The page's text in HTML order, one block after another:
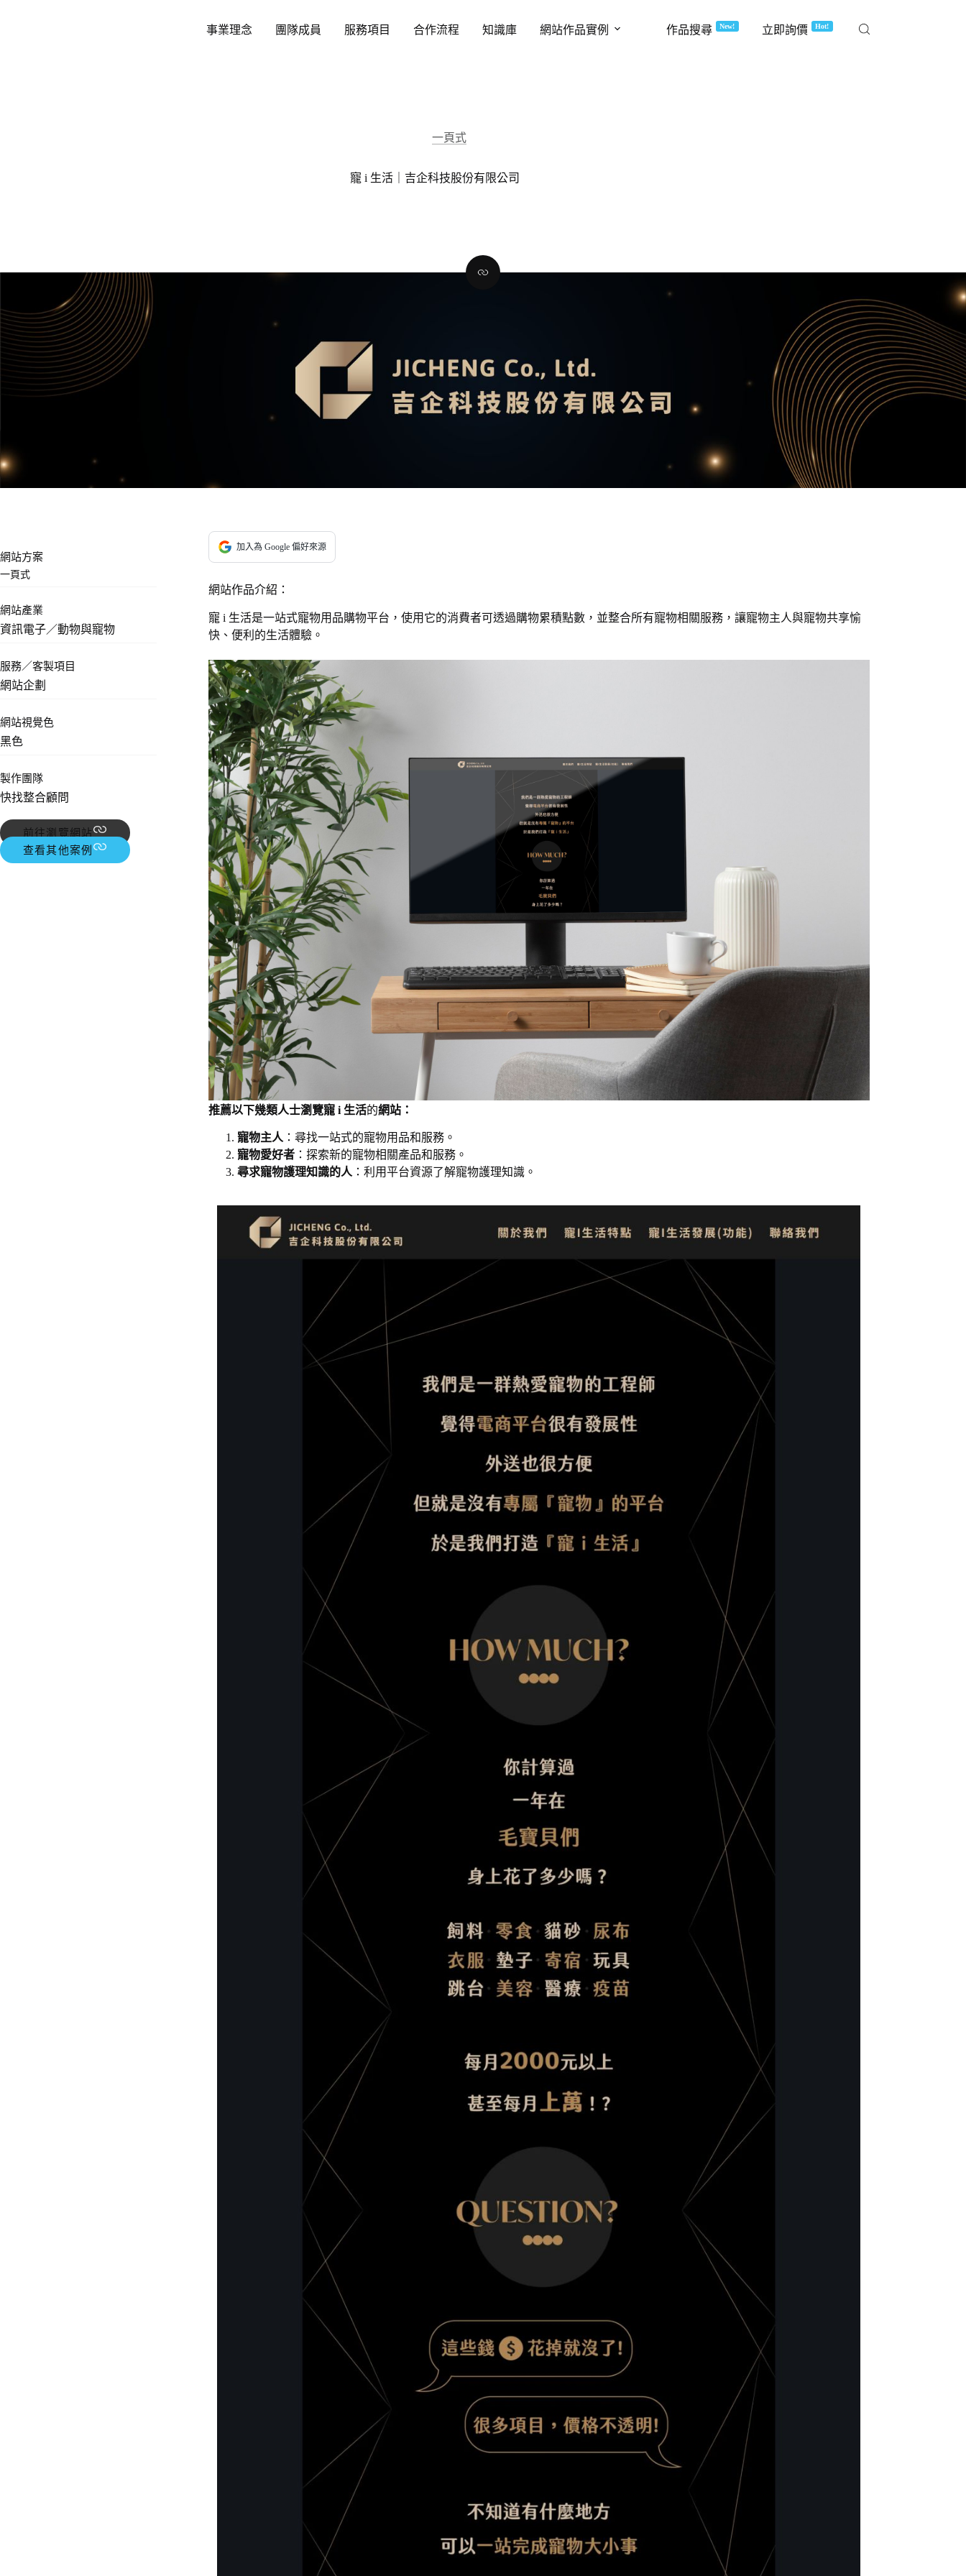
事業理念 團隊成員 服務項目 合作流程 知識庫 網站作品實例 作品搜尋 New! 立即詢價 Hot!
一頁式
寵 i 生活｜吉企科技股份有限公司
加入為 Google 偏好來源
網站作品介紹：
寵 i 生活是一站式寵物用品購物平台，使用它的消費者可透過購物累積點數，並整合所有寵物相關服務，讓寵物主人與寵物共享愉
快、便利的生活體驗。
推薦以下幾類人士瀏覽寵 i 生活的網站：
寵物主人：尋找一站式的寵物用品和服務。
寵物愛好者 ：探索新的寵物相關產品和服務。
尋求寵物護理知識的人：利用平台資源了解寵物護理知識。
網站方案
一頁式
網站產業
資訊電子／動物與寵物
服務／客製項目
網站企劃
網站視覺色
黑色
製作團隊
快找整合顧問
前往瀏覽網站
查看其他案例